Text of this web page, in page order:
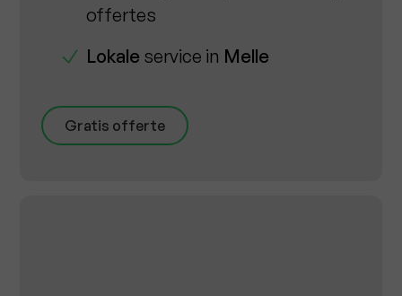
offertes
Lokale service in Melle
Gratis offerte